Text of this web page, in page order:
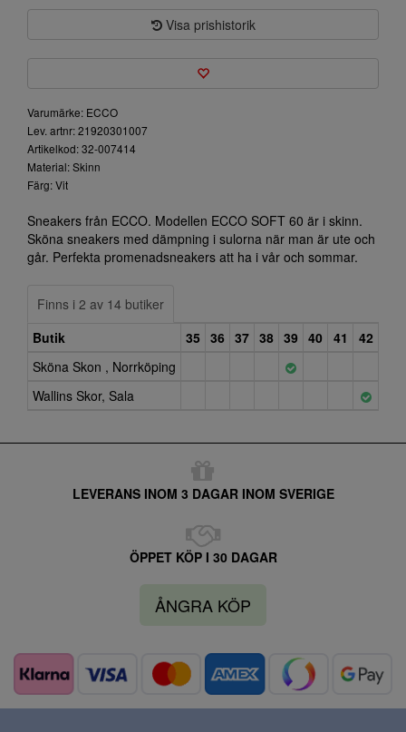
Visa prishistorik
Varumärke: ECCO
Lev. artnr: 21920301007
Artikelkod: 32-007414
Material: Skinn
Färg: Vit
Sneakers från ECCO. Modellen ECCO SOFT 60 är i skinn.
Sköna sneakers med dämpning i sulorna när man är ute och
går. Perfekta promenadsneakers att ha i vår och sommar.
Finns i 2 av 14 butiker
Butik
35 36 37 38 39 40 41
42
Sköna Skon , Norrköping
Wallins Skor, Sala
LEVERANS INOM 3 DAGAR INOM SVERIGE
ÖPPET KÖP I 30 DAGAR
ÅNGRA KÖP